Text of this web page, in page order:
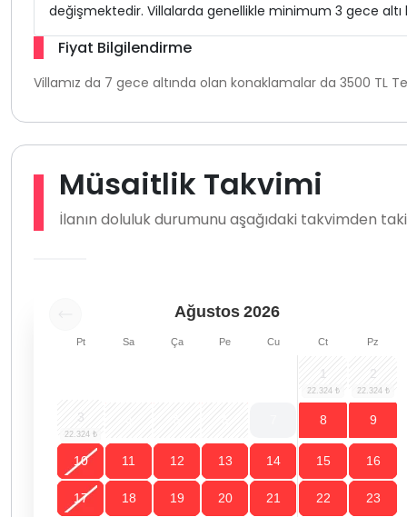
değişmektedir. Villalarda genellikle minimum 3 gece
Fiyat Bilgilendirme
Villamız da 7 gece altında olan konaklamalar da 3500 TL
Müsaitlik Takvimi
İlanın doluluk durumunu aşağıdaki takvimden
Ağustos 2026
Pt Sa Ça Pe Cu Ct Pz
1 2
3 8 9
10 11 12 13 14 15 16
17 18 19 20 21 22 23